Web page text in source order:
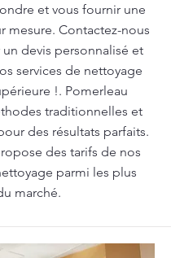
et vous fournir une
mesure. Contactez-nous
devis personnalisé et
services de nettoyage
!. Pomerleau
traditionnelles et
des résultats parfaits.
des tarifs de nos
parmi les plus
marché.